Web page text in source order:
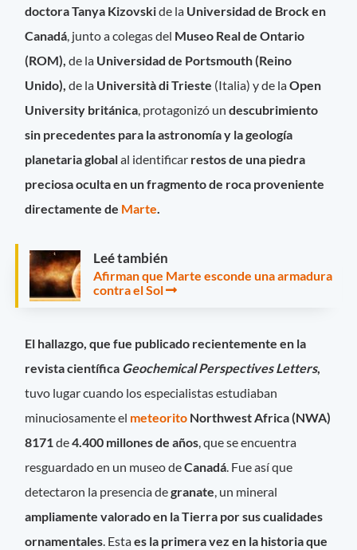
doctora Tanya Kizovskide la Universidad de Brock en
Canadá , junto a colegas del Museo Real de Ontario
(ROM),de la Universidad de Portsmouth (Reino
Unido), de la Università di Trieste (Italia) y de laOpen
University británica , protagonizó un descubrimiento
sin precedentes para la astronomía y la geología
planetaria globalal identificar restos de una piedra
preciosa oculta en un fragmento de roca proveniente
directamente de Marte
Leé también
Afirman que Marte esconde una armadura
contra el Sol
El hallazgo, que fue publicado recientemente en la
revista científica Geochemical Perspectives Letters,
tuvo lugar cuando los especialistas estudiaban
minuciosamente el meteorito Northwest Africa (NWA)
8171de4.400 millones de años, que se encuentra
resguardado en un museo deCanadá. Fue así que
detectaron la presencia degranate, un mineral
ampliamente valorado en la Tierra por sus cualidades
ornamentales. Estaes la primera vez en la historia que